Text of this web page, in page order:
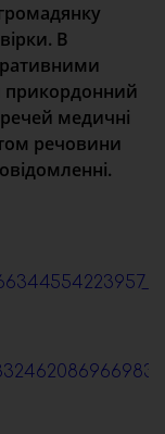
В
прикордонний
медичні
речовини